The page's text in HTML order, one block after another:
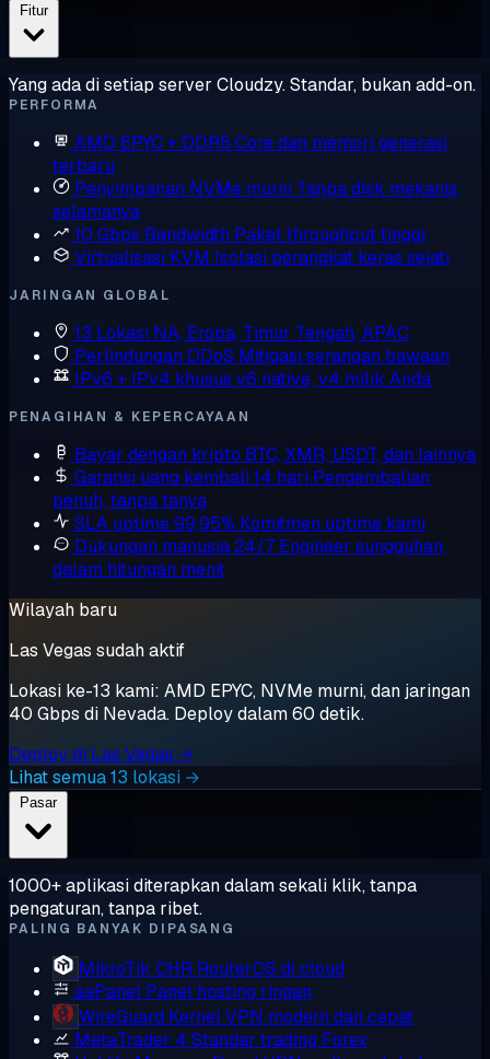
Fitur
Yang ada di setiap server Cloudzy. Standar, bukan add-on.
PERFORMA
AMD EPYC + DDR5 Core dan memori generasi
terbaru
Penyimpanan NVMe murni Tanpa disk mekanis,
selamanya
10 Gbps Bandwidth Paket throughput tinggi
Virtualisasi KVM Isolasi perangkat keras sejati
JARINGAN GLOBAL
13 Lokasi NA, Eropa, Timur Tengah, APAC
Perlindungan DDoS Mitigasi serangan bawaan
IPv6 + IPv4 khusus v6 native, v4 milik Anda
PENAGIHAN & KEPERCAYAAN
Bayar dengan kripto BTC, XMR, USDT, dan lainnya
Garansi uang kembali 14 hari Pengembalian
penuh, tanpa tanya
SLA uptime 99,95% Komitmen uptime kami
Dukungan manusia 24/7 Engineer sungguhan,
dalam hitungan menit
Wilayah baru
Las Vegas sudah aktif
Lokasi ke-13 kami: AMD EPYC, NVMe murni, dan jaringan
40 Gbps di Nevada. Deploy dalam 60 detik.
Deploy di Las Vegas →
Lihat semua 13 lokasi →
Pasar
1000+ aplikasi diterapkan dalam sekali klik, tanpa
pengaturan, tanpa ribet.
PALING BANYAK DIPASANG
MikroTik CHR RouterOS di cloud
aaPanel Panel hosting ringan
WireGuard Kernel VPN modern dan cepat
MetaTrader 4 Standar trading Forex